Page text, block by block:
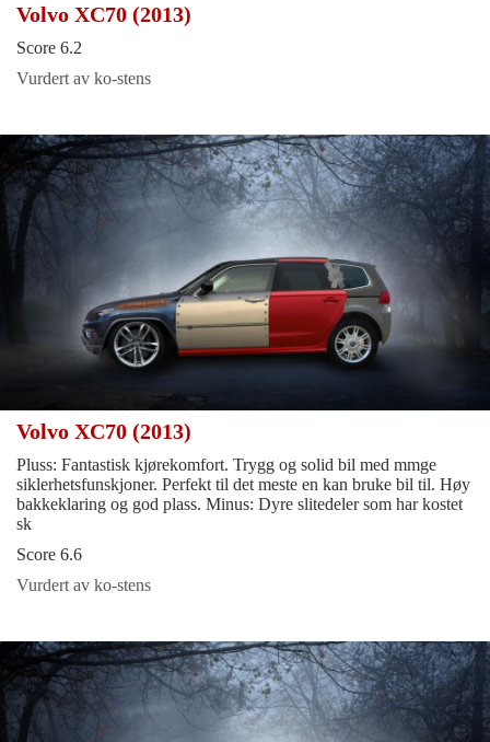
Volvo XC70 (2013)
Score 6.2
Vurdert av ko-stens
Volvo XC70 (2013)
Pluss: Fantastisk kjørekomfort. Trygg og solid bil med mmge
siklerhetsfunskjoner. Perfekt til det meste en kan bruke bil til. Høy
bakkeklaring og god plass. Minus: Dyre slitedeler som har kostet
sk
Score 6.6
Vurdert av ko-stens